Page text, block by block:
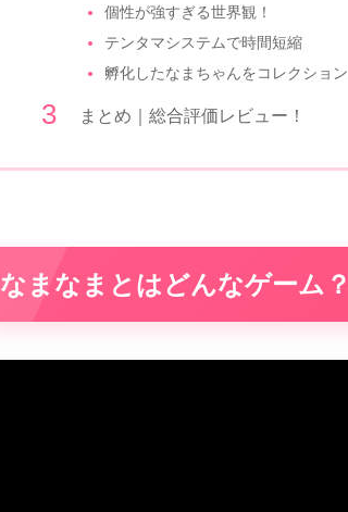
個性が強すぎる世界観！
テンタマシステムで時間短縮
孵化したなまちゃんをコレクション
まとめ｜総合評価レビュー！
なまなまとはどんなゲーム？